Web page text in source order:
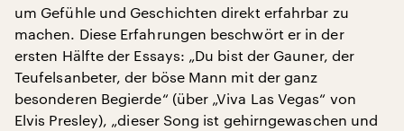
um Gefühle und Geschichten direkt erfahrbar zu
machen. Diese Erfahrungen beschwört er in der
ersten Hälfte der Essays: „Du bist der Gauner, der
Teufelsanbeter, der böse Mann mit der ganz
besonderen Begierde“ (über „Viva Las Vegas“ von
Elvis Presley), „dieser Song ist gehirngewaschen und